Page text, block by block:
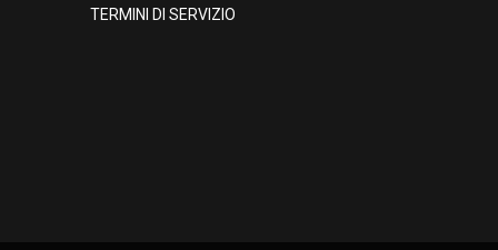
TERMINI DI SERVIZIO